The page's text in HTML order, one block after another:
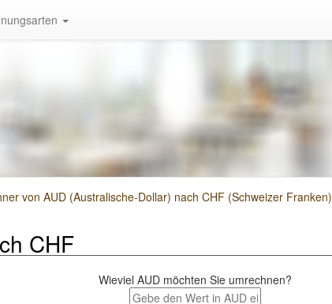
von AUD (Australische-Dollar) nach CHF (Schweizer Franken)
CHF
Wieviel AUD möchten Sie umrechnen?